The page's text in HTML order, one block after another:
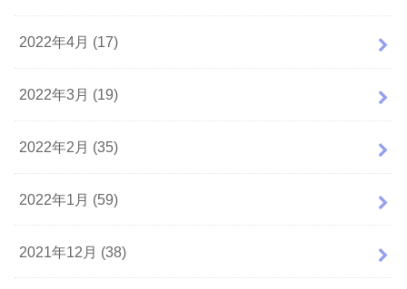
2022年4月 (17)
2022年3月 (19)
2022年2月 (35)
2022年1月 (59)
2021年12月 (38)